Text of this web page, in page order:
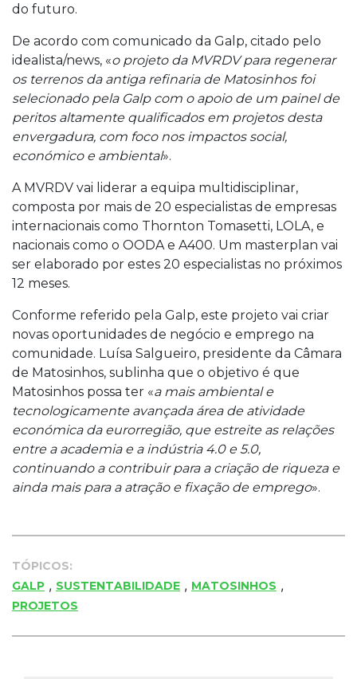
do futuro.
De acordo com comunicado da Galp, citado pelo
idealista/news, «o projeto da MVRDV para regenerar
os terrenos da antiga refinaria de Matosinhos foi
selecionado pela Galp com o apoio de um painel de
peritos altamente qualificados em projetos desta
envergadura, com foco nos impactos social,
económico e ambiental».
A MVRDV vai liderar a equipa multidisciplinar,
composta por mais de 20 especialistas de empresas
internacionais como Thornton Tomasetti, LOLA, e
nacionais como o OODA e A400. Um masterplan vai
ser elaborado por estes 20 especialistas no próximos
12 meses.
Conforme referido pela Galp, este projeto vai criar
novas oportunidades de negócio e emprego na
comunidade. Luísa Salgueiro, presidente da Câmara
de Matosinhos, sublinha que o objetivo é que
Matosinhos possa ter «a mais ambiental e
tecnologicamente avançada área de atividade
económica da eurorregião, que estreite as relações
entre a academia e a indústria 4.0 e 5.0,
continuando a contribuir para a criação de riqueza e
ainda mais para a atração e fixação de emprego».
TÓPICOS:
GALP , SUSTENTABILIDADE , MATOSINHOS ,
PROJETOS